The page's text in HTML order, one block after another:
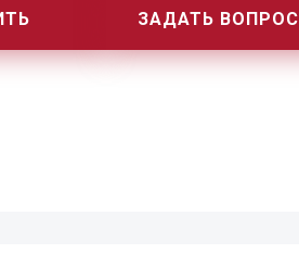
ЗАДАТЬ ВОПРОС